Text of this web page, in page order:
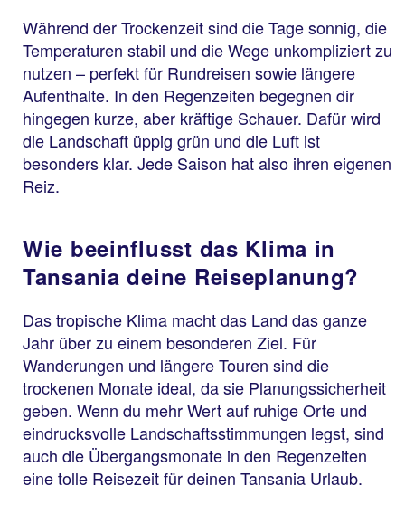
Während der Trockenzeit sind die Tage sonnig, die
Temperaturen stabil und die Wege unkompliziert zu
nutzen – perfekt für Rundreisen sowie längere
Aufenthalte. In den Regenzeiten begegnen dir
hingegen kurze, aber kräftige Schauer. Dafür wird
die Landschaft üppig grün und die Luft ist
besonders klar. Jede Saison hat also ihren eigenen
Reiz.
Wie beeinflusst das Klima in
Tansania deine Reiseplanung?
Das tropische Klima macht das Land das ganze
Jahr über zu einem besonderen Ziel. Für
Wanderungen und längere Touren sind die
trockenen Monate ideal, da sie Planungssicherheit
geben. Wenn du mehr Wert auf ruhige Orte und
eindrucksvolle Landschaftsstimmungen legst, sind
auch die Übergangsmonate in den Regenzeiten
eine tolle Reisezeit für deinen Tansania Urlaub.